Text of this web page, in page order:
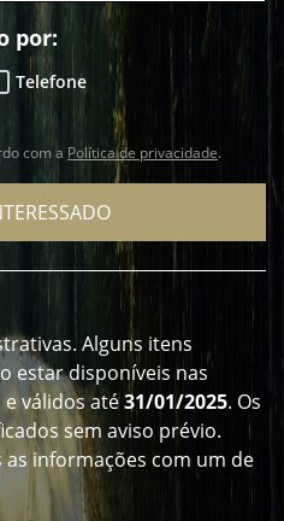
por:
Telefone
com a Política de privacidade.
Alguns itens
estar disponíveis nas
válidos até31/01/2025. Os
sem aviso prévio.
informações com um de